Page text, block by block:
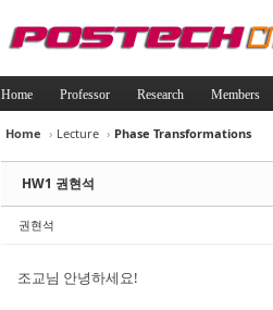
Home Professor Research Members
Home › Lecture › Phase Transformations
HW1 권현석
권현석
조교님 안녕하세요!
Sketchbook5, 스
Sketchbook5, 스